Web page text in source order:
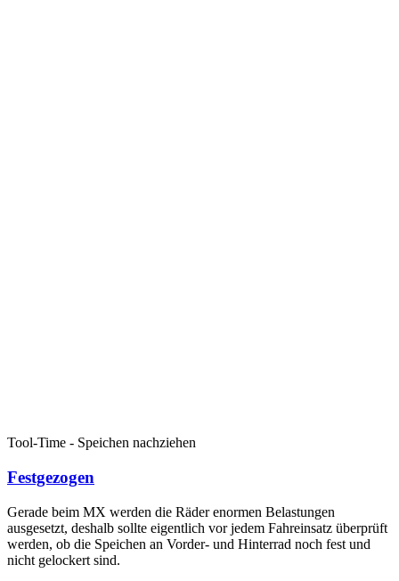
Tool-Time - Speichen nachziehen
Festgezogen
Gerade beim MX werden die Räder enormen Belastungen
ausgesetzt, deshalb sollte eigentlich vor jedem Fahreinsatz überprüft
werden, ob die Speichen an Vorder- und Hinterrad noch fest und
nicht gelockert sind.